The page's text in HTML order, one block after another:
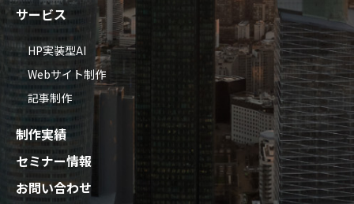
サービス
HP実装型AI
Webサイト制作
記事制作
制作実績
セミナー情報
お問い合わせ